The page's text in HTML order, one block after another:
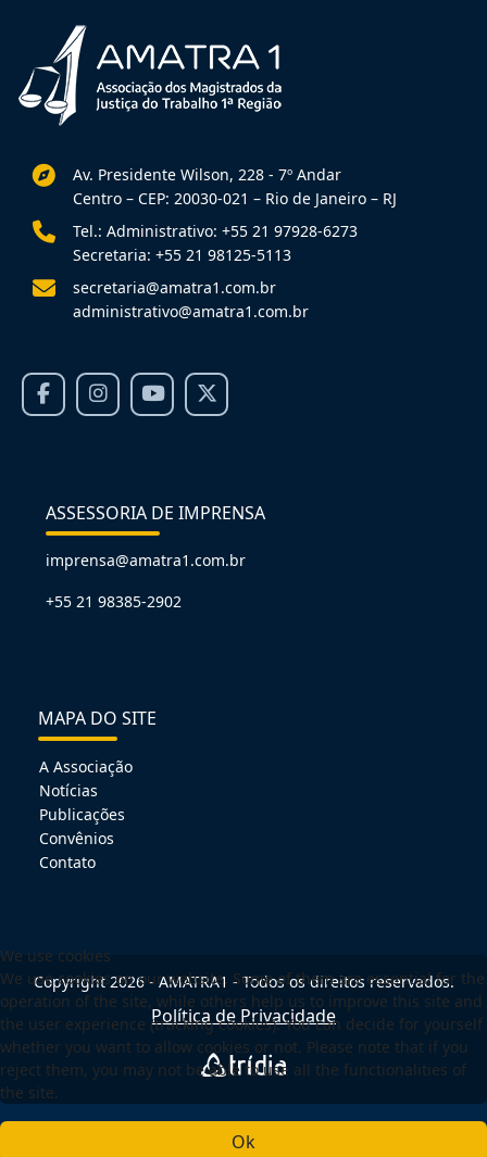
Av. Presidente Wilson, 228 - 7º Andar
Centro – CEP: 20030-021 – Rio de Janeiro – RJ
Tel.: Administrativo: +55 21 97928-6273
Secretaria: +55 21 98125-5113
secretaria@amatra1.com.br
administrativo@amatra1.com.br
ASSESSORIA DE IMPRENSA
imprensa@amatra1.com.br
+55 21 98385-2902
MAPA DO SITE
A Associação
Notícias
Publicações
Convênios
Contato
Copyright 2026 - AMATRA1 - Todos os direitos reservados.
Política de Privacidade
We use cookies
We use cookies on our website. Some of them are essential for the
operation of the site, while others help us to improve this site and
the user experience (tracking cookies). You can decide for yourself
whether you want to allow cookies or not. Please note that if you
reject them, you may not be able to use all the functionalities of
the site.
Ok